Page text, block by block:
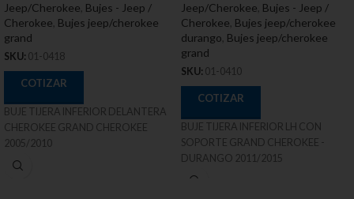
Jeep/Cherokee Bujes - Jeep /
Cherokee Bujes jeep/cherokee
grand
SKU: 01-0418
COTIZAR
BUJE TIJERA INFERIOR DELANTERA
CHEROKEE GRAND CHEROKEE
2005/2010
Jeep/Cherokee Bujes - Jeep /
Cherokee Bujes jeep/cherokee
durango Bujes jeep/cherokee
grand
SKU: 01-0410
COTIZAR
BUJE TIJERA INFERIOR LH CON
SOPORTE GRAND CHEROKEE -
DURANGO 2011/2015